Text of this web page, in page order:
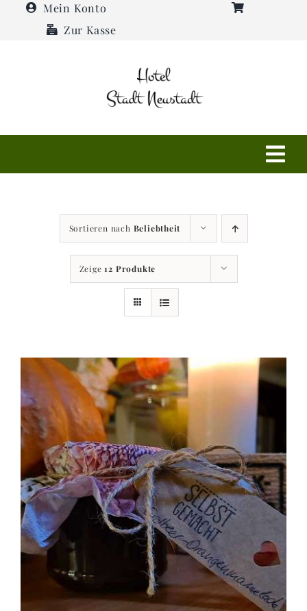
Mein Konto
Zur Kasse
Restaurant
Anfahrt + Kontakt
Sortieren nach Beliebtheit
Zeige12 Produkte